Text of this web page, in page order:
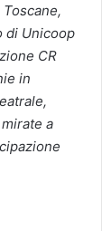
di Unicoop
CR
in
a